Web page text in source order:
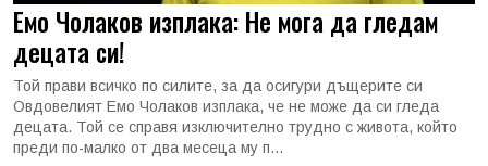
Емо Чолаков изплака: Не мога да гледам
децата си!
Той прави всичко по силите, за да осигури дъщерите си
Овдовелият Емо Чолаков изплака, че не може да си гледа
децата. Той се справя изключително трудно с живота, който
преди по-малко от два месеца му п...